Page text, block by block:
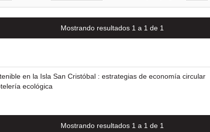
Mostrando resultados 1 a 1 de 1
en la Isla San Cristóbal : estrategias de economía circular
ecológica
Mostrando resultados 1 a 1 de 1